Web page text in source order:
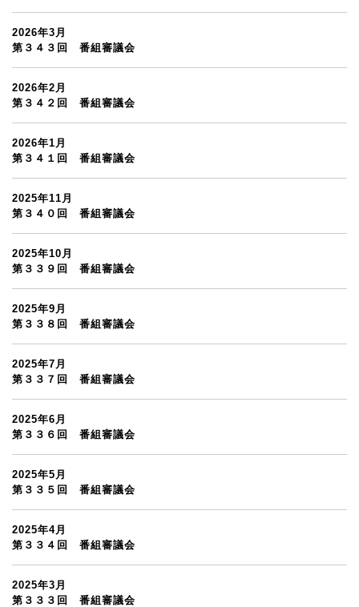
2026年3月
第３４３回 番組審議会
2026年2月
第３４２回 番組審議会
2026年1月
第３４１回 番組審議会
2025年11月
第３４０回 番組審議会
2025年10月
第３３９回 番組審議会
2025年9月
第３３８回 番組審議会
2025年7月
第３３７回 番組審議会
2025年6月
第３３６回 番組審議会
2025年5月
第３３５回 番組審議会
2025年4月
第３３４回 番組審議会
2025年3月
第３３３回 番組審議会